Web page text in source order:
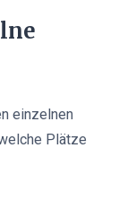
einzelnen
Plätze